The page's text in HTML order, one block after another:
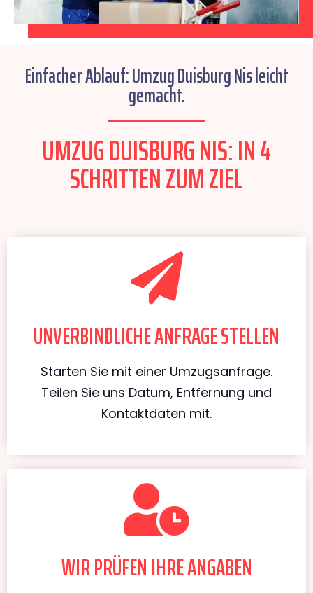
Einfacher Ablauf: Umzug Duisburg Nis leicht
gemacht.
UMZUG DUISBURG NIS: IN 4
SCHRITTEN ZUM ZIEL
UNVERBINDLICHE ANFRAGE STELLEN
Starten Sie mit einer Umzugsanfrage.
Teilen Sie uns Datum, Entfernung und
Kontaktdaten mit.
WIR PRÜFEN IHRE ANGABEN